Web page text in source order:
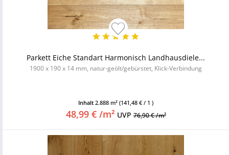
Parkett Eiche Standart Harmonisch Landhausdiele...
1900 x 190 x 14 mm, natur-geölt/gebürstet, Klick-Verbindung
Inhalt 2.888 m² (141,48 € / 1 )
48,99 € /m² UVP76,90 € /m²